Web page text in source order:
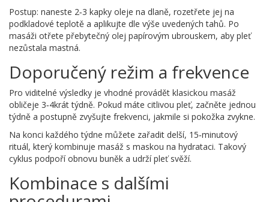
Postup: naneste 2‑3 kapky oleje na dlaně, rozetřete jej na
podkladové teplotě a aplikujte dle výše uvedených tahů. Po
masáži otřete přebytečný olej papírovým ubrouskem, aby pleť
nezůstala mastná.
Doporučený režim a frekvence
Pro viditelné výsledky je vhodné provádět klasickou masáž
obličeje 3‑4krát týdně. Pokud máte citlivou pleť, začněte jednou
týdně a postupně zvyšujte frekvenci, jakmile si pokožka zvykne.
Na konci každého týdne můžete zařadit delší, 15‑minutový
rituál, který kombinuje masáž s maskou na hydrataci. Takový
cyklus podpoří obnovu buněk a udrží pleť svěží.
Kombinace s dalšími